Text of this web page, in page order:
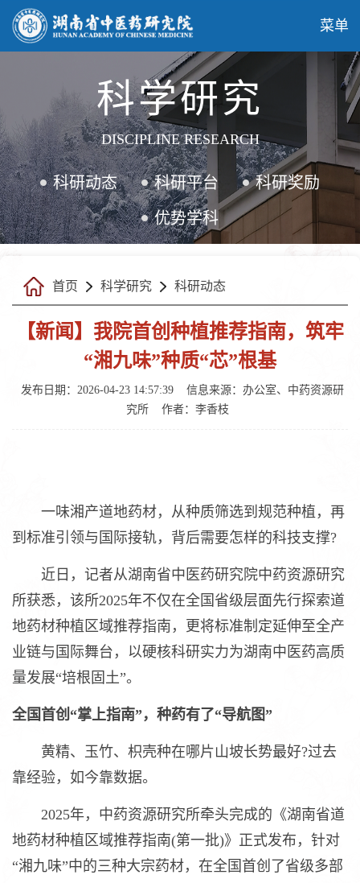
菜单
科学研究
DISCIPLINE RESEARCH
科研动态 科研平台
科研奖励
优势学科
首页 科学研究 科研动态
【新闻】我院首创种植推荐指南，筑牢
“湘九味”种质“芯”根基
发布日期：2026-04-23 14:57:39
信息来源：办公室、中药资源研
究所
作者：李香枝
一味湘产道地药材，从种质筛选到规范种植，再
到标准引领与国际接轨，背后需要怎样的科技支撑?
近日，记者从湖南省中医药研究院中药资源研究
所获悉，该所2025年不仅在全国省级层面先行探索道
地药材种植区域推荐指南，更将标准制定延伸至全产
业链与国际舞台，以硬核科研实力为湖南中医药高质
量发展“培根固土”。
全国首创“掌上指南”，种药有了“导航图”
黄精、玉竹、枳壳种在哪片山坡长势最好?过去
靠经验，如今靠数据。
2025年，中药资源研究所牵头完成的《湖南省道
地药材种植区域推荐指南(第一批)》正式发布，针对
“湘九味”中的三种大宗药材，在全国首创了省级多部